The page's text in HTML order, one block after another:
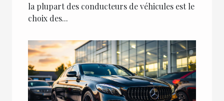
la plupart des conducteurs de véhicules est le
choix des...